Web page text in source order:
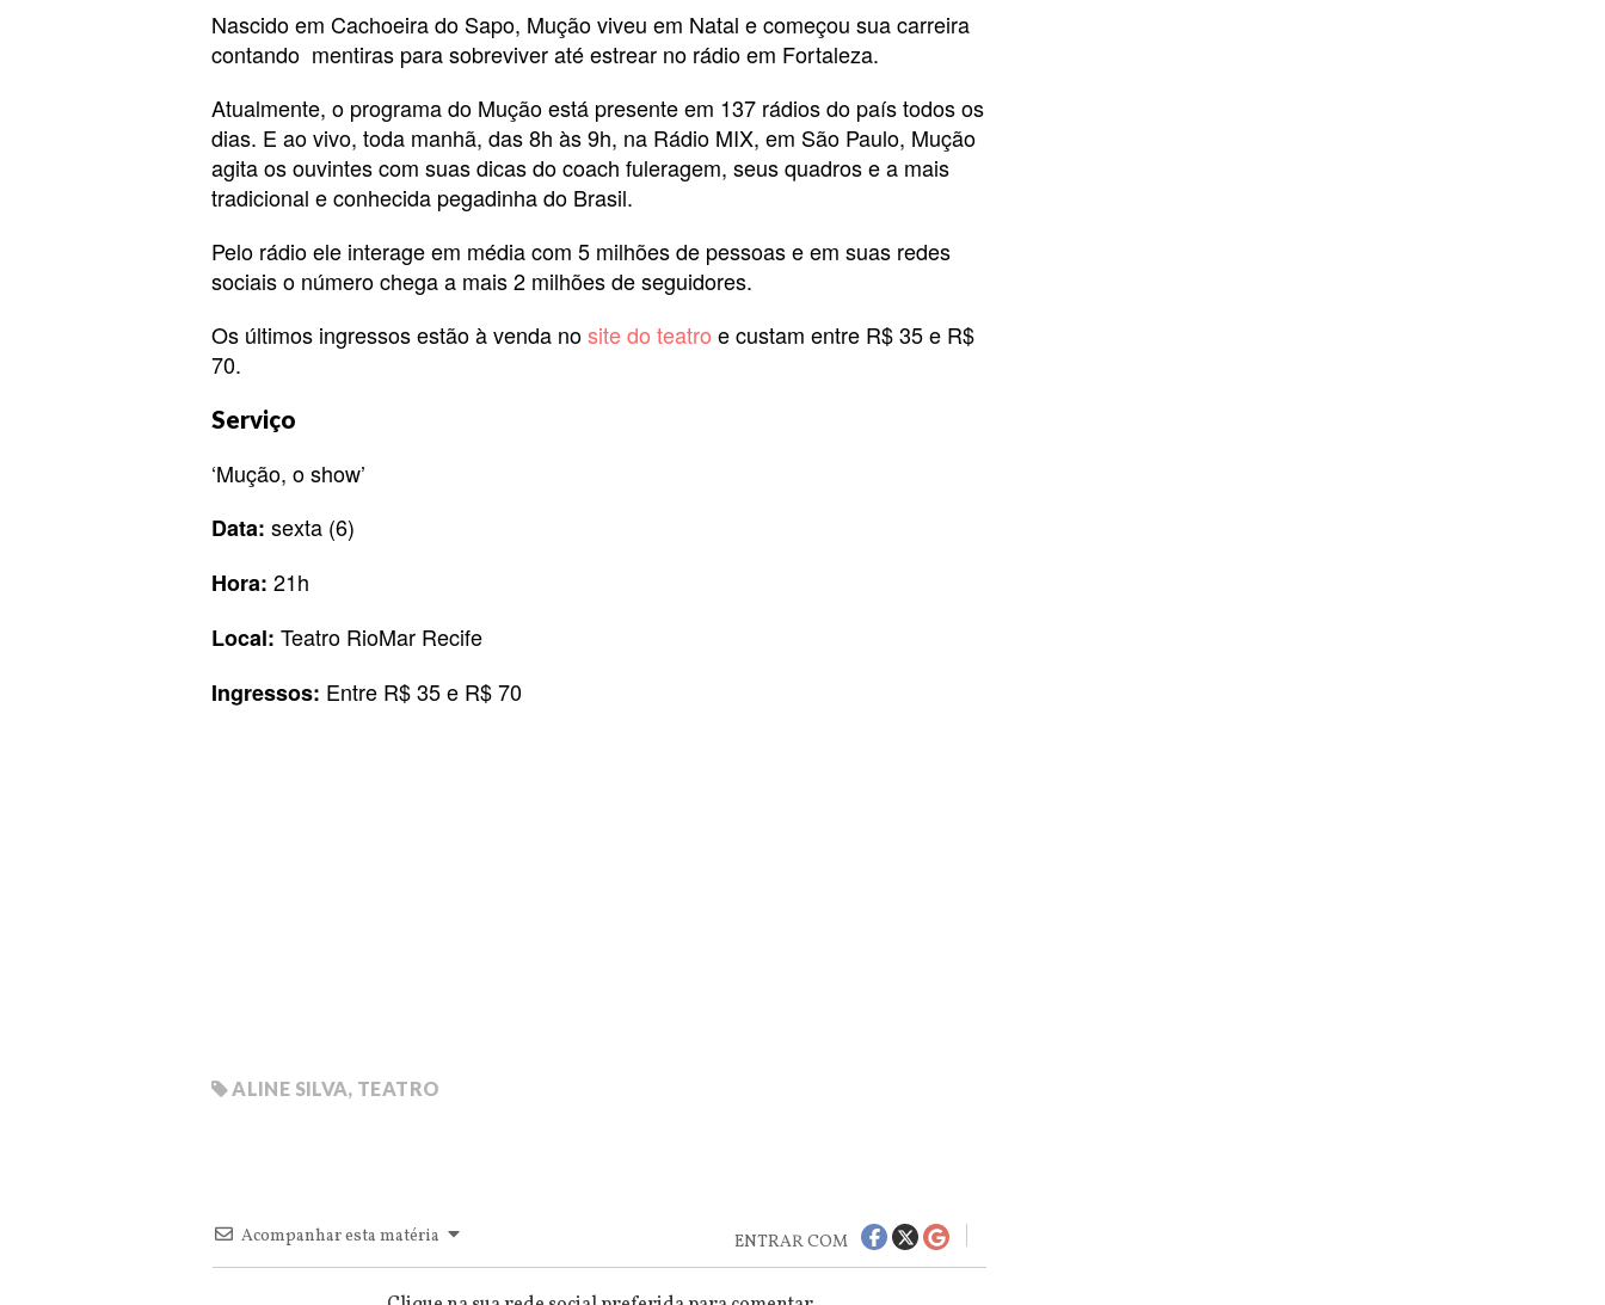
Nascido em Cachoeira do Sapo, Mução viveu em Natal e começou sua carreira
contando mentiras para sobreviver até estrear no rádio em Fortaleza.
Atualmente, o programa do Mução está presente em 137 rádios do país todos os
dias. E ao vivo, toda manhã, das 8h às 9h, na Rádio MIX, em São Paulo, Mução
agita os ouvintes com suas dicas do coach fuleragem, seus quadros e a mais
tradicional e conhecida pegadinha do Brasil.
Pelo rádio ele interage em média com 5 milhões de pessoas e em suas redes
sociais o número chega a mais 2 milhões de seguidores.
Os últimos ingressos estão à venda nosite do teatro e custam entre R$ 35 e R$
70.
Serviço
‘Mução, o show’
Data: sexta (6)
Hora: 21h
Local: Teatro RioMar Recife
Ingressos: Entre R$ 35 e R$ 70
ALINE SILVA, TEATRO
Acompanhar esta matéria ENTRAR COM